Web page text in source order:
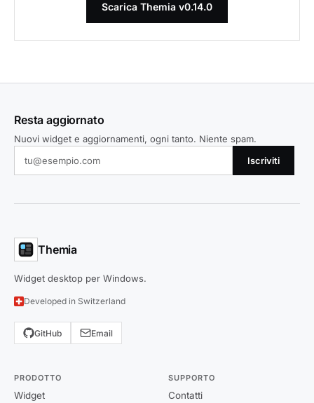
Scarica Themia v0.14.0
Resta aggiornato
Nuovi widget e aggiornamenti, ogni tanto. Niente spam.
Iscriviti
Themia
Widget desktop per Windows.
Developed in Switzerland
GitHub Email
PRODOTTO
Widget
SUPPORTO
Contatti